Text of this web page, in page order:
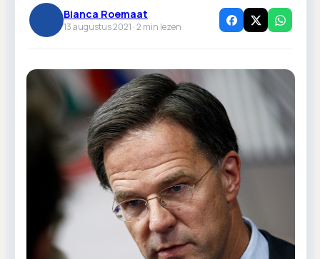
Bianca Roemaat
13 augustus 2021 ·2 min lezen